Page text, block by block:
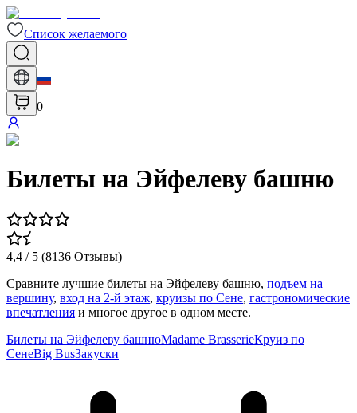
Список желаемого
0
Билеты на Эйфелеву башню
4,4 / 5 (8136 Отзывы)
Сравните лучшие билеты на Эйфелеву башню, подъем на
вершину, вход на 2-й этаж, круизы по Сене, гастрономические
впечатления и многое другое в одном месте.
Билеты на Эйфелеву башнюMadame BrasserieКруиз по
СенеBig BusЗакуски